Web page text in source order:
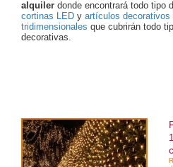
alquiler donde encontrará todo tipo
cortinas LED y artículos decorativos
tridimensionales que cubrirán todo
decorativas.